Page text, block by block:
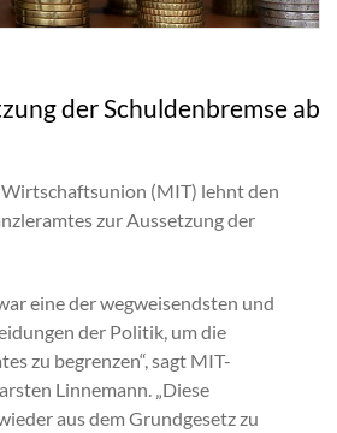
der Schuldenbremse ab
(MIT) lehnt den
zur Aussetzung der
eine der wegweisendsten und
der Politik, um die
zu begrenzen“, sagt MIT-
Linnemann. „Diese
aus dem Grundgesetz zu